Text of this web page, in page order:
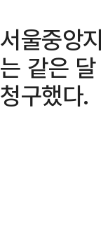
서울중앙
는 같은
청구했다.